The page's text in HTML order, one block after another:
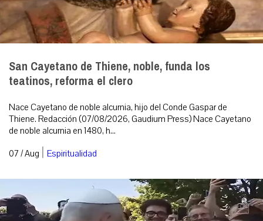
San Cayetano de Thiene, noble, funda los
teatinos, reforma el clero
Nace Cayetano de noble alcurnia, hijo del Conde Gaspar de
Thiene. Redacción (07/08/2026, Gaudium Press) Nace Cayetano
de noble alcurnia en 1480, h...
07 / Aug | Espiritualidad